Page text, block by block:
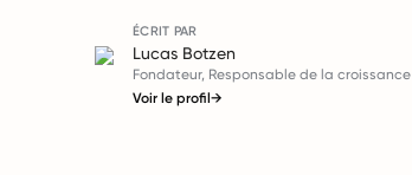
ÉCRIT PAR
Lucas Botzen
Fondateur, Responsable de la croissance
Voir le profil→